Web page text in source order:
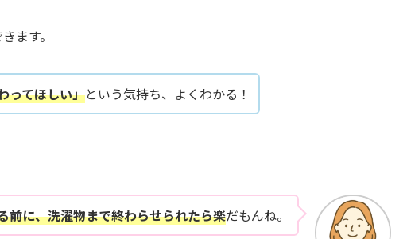
ます。
ってほしい」という気持ち、よくわかる！
前に、洗濯物まで終わらせられたら楽だもんね。